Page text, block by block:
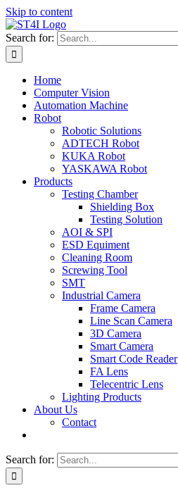
Skip to content
Search for:
Home
Computer Vision
Automation Machine
Robot
Robotic Solutions
ADTECH Robot
KUKA Robot
YASKAWA Robot
Products
Testing Chamber
Shielding Box
Testing Solution
AOI & SPI
ESD Equiment
Cleaning Room
Screwing Tool
SMT
Industrial Camera
Frame Camera
Line Scan Camera
3D Camera
Smart Camera
Smart Code Reader
FA Lens
Telecentric Lens
Lighting Products
About Us
Contact
Search for: